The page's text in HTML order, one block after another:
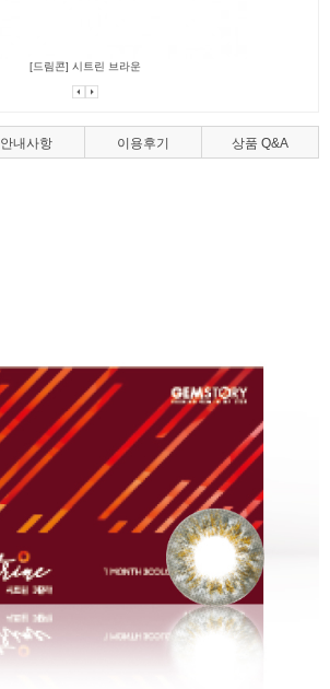
[드림콘] 시트린 브라운
안내사항 이용후기 상품 Q&A